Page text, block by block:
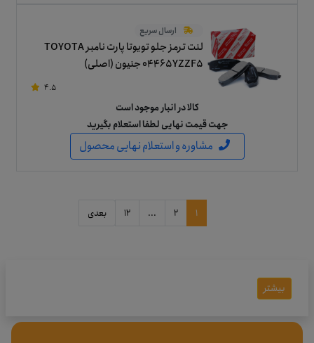
ارسال سریع
لنت ترمز جلو تویوتا پارت نامبر TOYOTA
04465YZZF5 جنیون (اصلی)
4.5
کالا در انبار موجود است
جهت قیمت نهایی لطفا استعلام بگیرید
مشاوره و استعلام نهایی محصول
1
2
...
12 بعدی
بیشتر